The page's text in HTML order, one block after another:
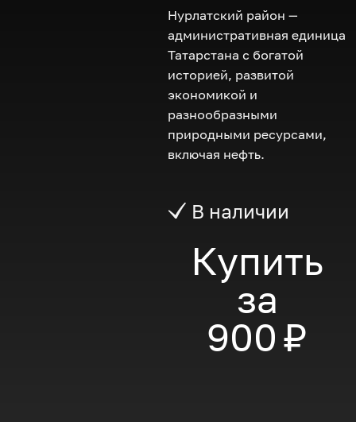
Нурлатский район —
административная единица
Татарстана с богатой
историей, развитой
экономикой и
разнообразными
природными ресурсами,
включая нефть.
В наличии
Купить
за
900 ₽